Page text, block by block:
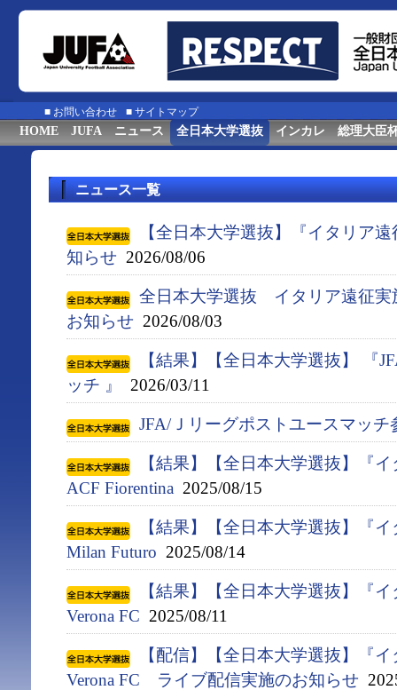
■ お問い合わせ ■ サイトマップ
HOME JUFA ニュース 全日本大学選抜 インカレ 総理大臣
ニュース一覧
【全日本大学選抜】『イタリア
知らせ 2026/08/06
全日本大学選抜 イタリア遠征実
お知らせ 2026/08/03
【結果】【全日本大学選抜】 『
ッチ 』
2026/03/11
JFA/Ｊリーグポストユースマッチ
【結果】【全日本大学選抜】『
ACF Fiorentina 2025/08/15
【結果】【全日本大学選抜】『
Milan Futuro 2025/08/14
【結果】【全日本大学選抜】『
Verona FC 2025/08/11
【配信】【全日本大学選抜】『
Verona FC ライブ配信実施のお知らせ